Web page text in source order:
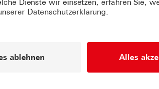
Datenschutzeinstellungen